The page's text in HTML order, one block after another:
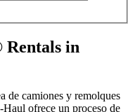
Rentals in
de camiones y remolques
Haul ofrece un proceso de